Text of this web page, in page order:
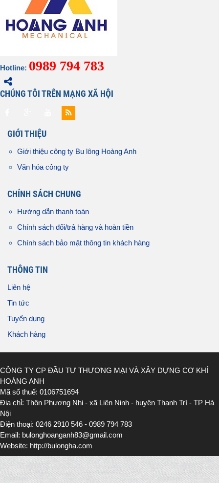
Hotline: 0989 794 783
CHÚNG TÔI TRÊN MẠNG XÃ HỘI
GIỚI THIỆU
Giới thiệu công ty Bu lông Hoàng Anh
Văn hóa công ty
CHÍNH SÁCH CHUNG
Hướng dẫn thanh toán
Chính sách đổi/trả hàng và hoàn tiền
Chính sách bảo mật thông tin khách hàng
THÔNG TIN
Liên hệ
Tin tức
Tuyển dụng
Khách hàng
CÔNG TY CP ĐẦU TƯ THƯƠNG MẠI VÀ XÂY DỰNG CƠ KHÍ
HOÀNG ANH
Mã số thuế: 0106751694
Địa chỉ: Thôn Phương Nhị - xã Liên Ninh - huyện Thanh Trì - TP Hà
Nội
Điện thoại: 0246 2910 546 - 0989 794 783
Email: bulonghoanganh83@gmail.com
Website: http://bulongha.com